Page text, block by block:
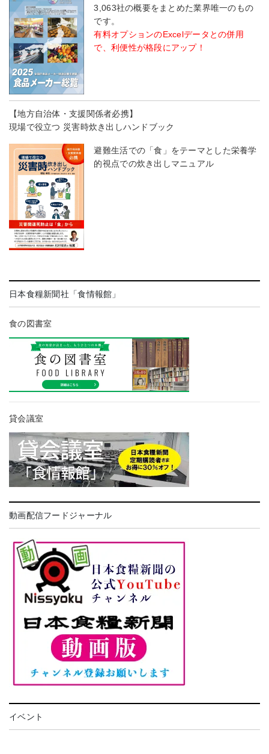
3,063社の概要をまとめた業界唯一のもの
です。
有料オプションのExcelデータとの併用
で、利便性が格段にアップ！
【地方自治体・支援関係者必携】
現場で役立つ 災害時炊き出しハンドブック
避難生活での「食」をテーマとした栄養学
的視点での炊き出しマニュアル
日本食糧新聞社「食情報館」
食の図書室
貸会議室
動画配信フードジャーナル
イベント